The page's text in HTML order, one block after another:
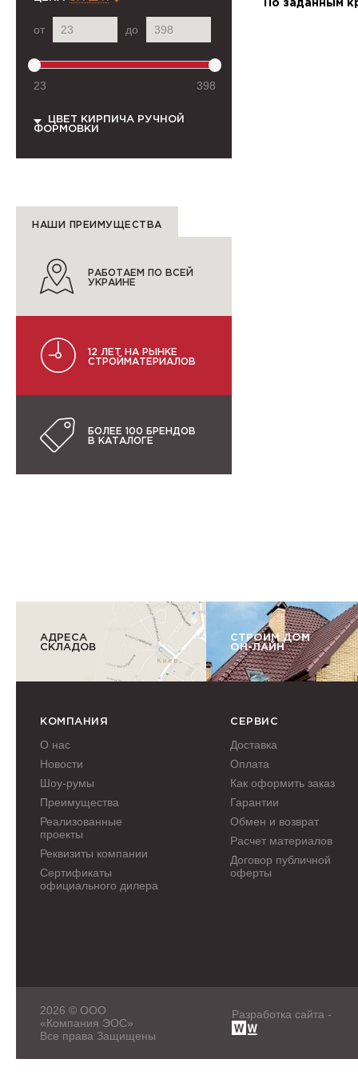
от до
23 398
ЦВЕТ КИРПИЧА РУЧНОЙ
ФОРМОВКИ
НАШИ ПРЕИМУЩЕСТВА
РАБОТАЕМ ПО ВСЕЙ
УКРАИНЕ
12 ЛЕТ НА РЫНКЕ
СТРОЙМАТЕРИАЛОВ
БОЛЕЕ 100 БРЕНДОВ
В КАТАЛОГЕ
По заданным
АДРЕСА
СКЛАДОВ
СТРОИМ ДОМ
ОН-ЛАЙН
КОМПАНИЯ
О нас
Новости
Шоу-румы
Преимущества
Реализованные
проекты
Реквизиты компании
Сертификаты
официального дилера
СЕРВИС
Доставка
Оплата
Как оформить заказ
Гарантии
Обмен и возврат
Расчет материалов
Договор публичной
оферты
2026 © ООО
«Компания ЭОС»
Все права Защищены
Разработка сайта -